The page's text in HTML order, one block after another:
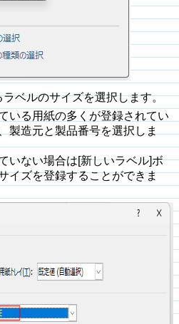
ベルのサイズを選択します。
いる用紙の多くが登録されてい
製造元と製品番号を選択しま
いない場合は[新しいラベル]ボ
イズを登録することができま